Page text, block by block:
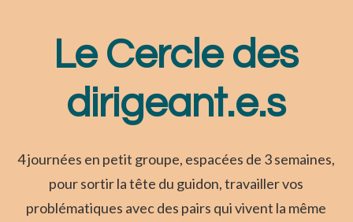
Le Cercle des
dirigeant.e.s
4 journées en petit groupe, espacées de 3 semaines,
pour sortir la tête du guidon, travailler vos
problématiques avec des pairs qui vivent la même